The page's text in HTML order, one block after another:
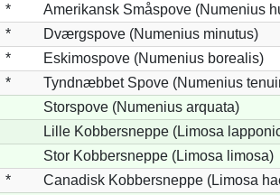
*
Amerikansk Småspove (Numenius
*
Dværgspove (Numenius minutus)
*
Eskimospove (Numenius borealis)
*
Tyndnæbbet Spove (Numenius
Storspove (Numenius arquata)
Lille Kobbersneppe (Limosa
Stor Kobbersneppe (Limosa limosa)
* Canadisk Kobbersneppe (Limosa